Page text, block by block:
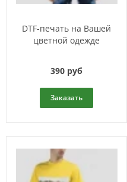
DTF-печать на Вашей
цветной одежде
390 руб
Заказать